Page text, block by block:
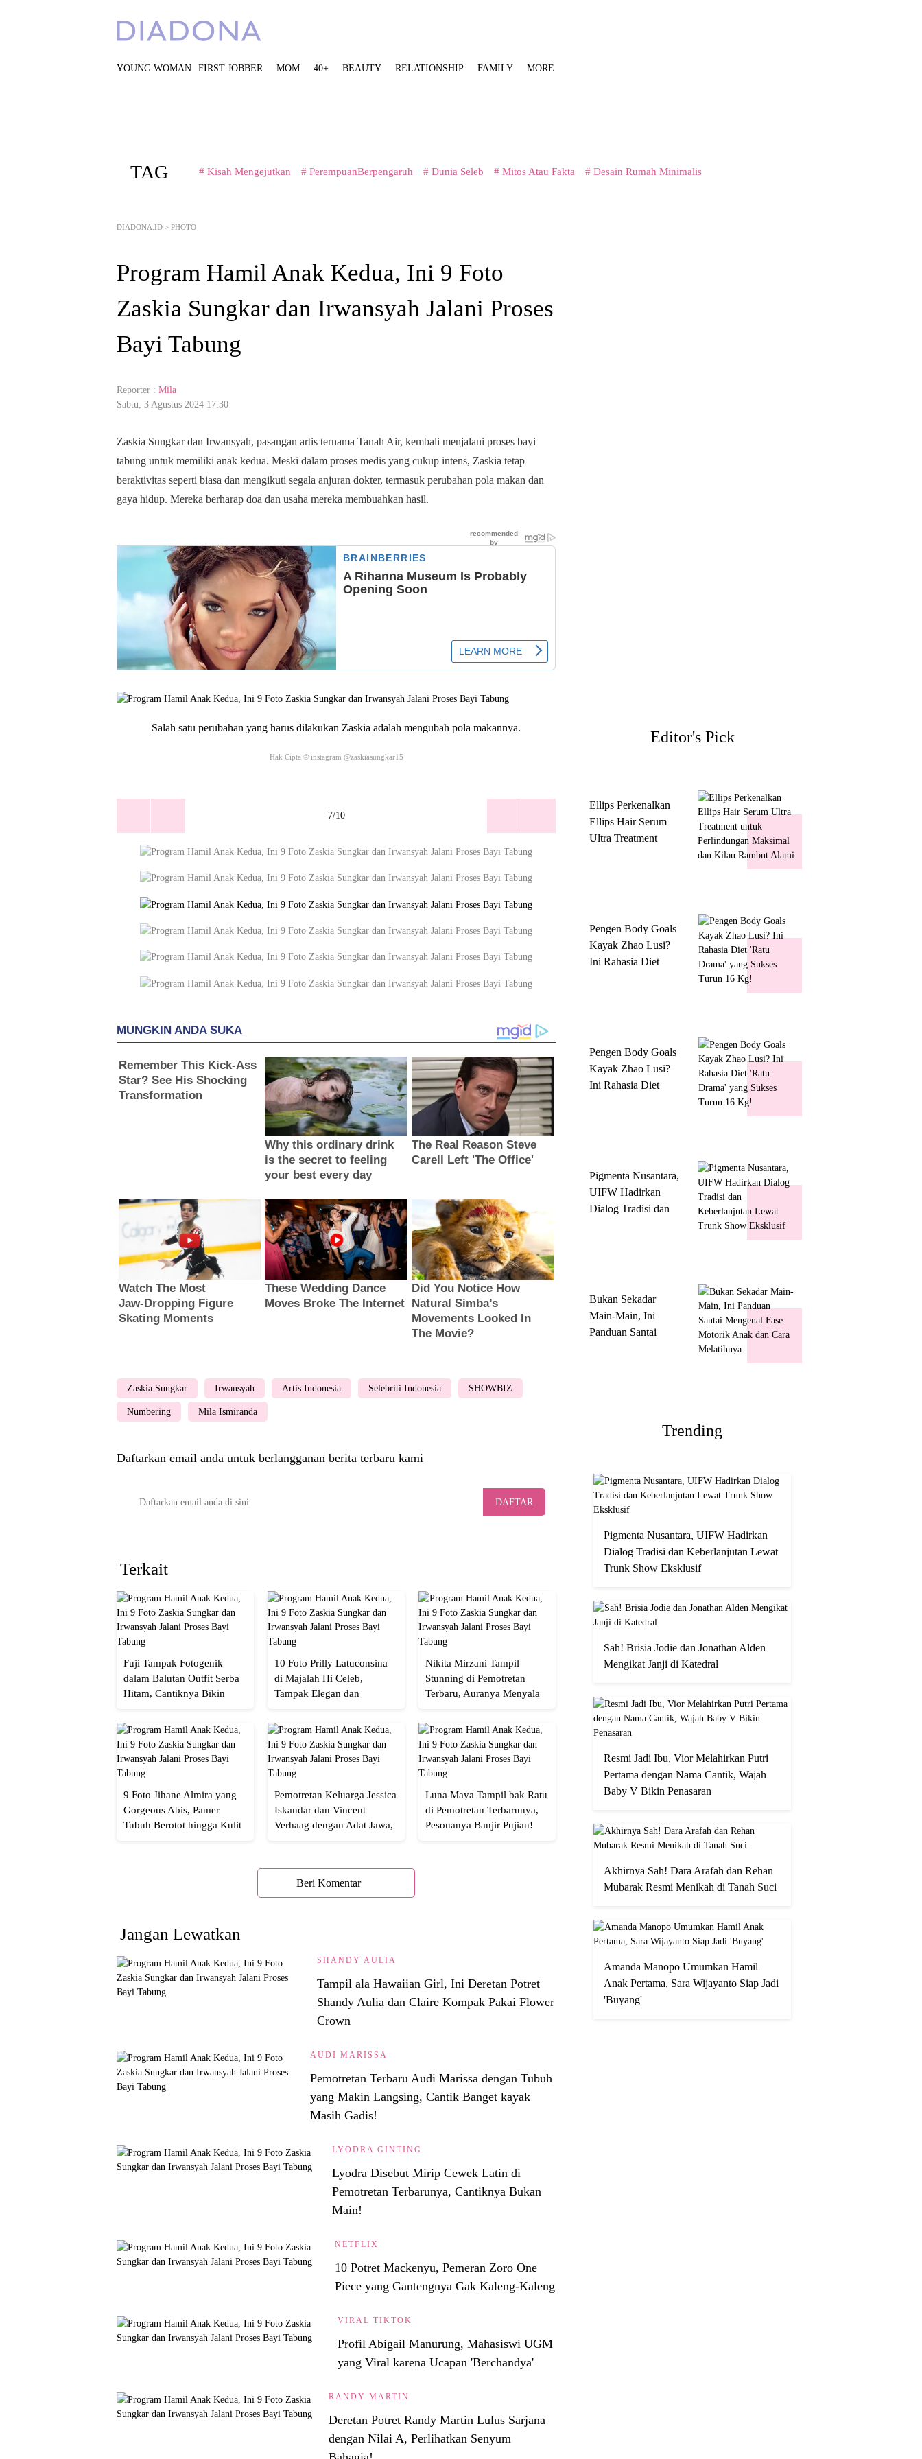
YOUNG WOMAN FIRST JOBBER MOM 40+ BEAUTY RELATIONSHIP FAMILY MORE
TAG # Kisah Mengejutkan # PerempuanBerpengaruh # Dunia Seleb # Mitos Atau Fakta # Desain Rumah Minimalis
DIADONA.ID > PHOTO
Program Hamil Anak Kedua, Ini 9 Foto
Zaskia Sungkar dan Irwansyah Jalani Proses
Bayi Tabung
Reporter : Mila
Sabtu, 3 Agustus 2024 17:30
Zaskia Sungkar dan Irwansyah, pasangan artis ternama Tanah Air, kembali menjalani proses bayi
tabung untuk memiliki anak kedua. Meski dalam proses medis yang cukup intens, Zaskia tetap
beraktivitas seperti biasa dan mengikuti segala anjuran dokter, termasuk perubahan pola makan dan
gaya hidup. Mereka berharap doa dan usaha mereka membuahkan hasil.
Salah satu perubahan yang harus dilakukan Zaskia adalah mengubah pola makannya.
Hak Cipta © instagram @zaskiasungkar15
7/10
Zaskia Sungkar Irwansyah Artis Indonesia Selebriti Indonesia SHOWBIZ
Numbering Mila Ismiranda
Daftarkan email anda untuk berlangganan berita terbaru kami
DAFTAR
Terkait
Fuji Tampak Fotogenik
dalam Balutan Outfit Serba
Hitam, Cantiknya Bikin
10 Foto Prilly Latuconsina
di Majalah Hi Celeb,
Tampak Elegan dan
Nikita Mirzani Tampil
Stunning di Pemotretan
Terbaru, Auranya Menyala
9 Foto Jihane Almira yang
Gorgeous Abis, Pamer
Tubuh Berotot hingga Kulit
Pemotretan Keluarga Jessica
Iskandar dan Vincent
Verhaag dengan Adat Jawa,
Luna Maya Tampil bak Ratu
di Pemotretan Terbarunya,
Pesonanya Banjir Pujian!
Beri Komentar
Jangan Lewatkan
SHANDY AULIA
Tampil ala Hawaiian Girl, Ini Deretan Potret
Shandy Aulia dan Claire Kompak Pakai Flower
Crown
AUDI MARISSA
Pemotretan Terbaru Audi Marissa dengan Tubuh
yang Makin Langsing, Cantik Banget kayak
Masih Gadis!
LYODRA GINTING
Lyodra Disebut Mirip Cewek Latin di
Pemotretan Terbarunya, Cantiknya Bukan
Main!
NETFLIX
10 Potret Mackenyu, Pemeran Zoro One
Piece yang Gantengnya Gak Kaleng-Kaleng
VIRAL TIKTOK
Profil Abigail Manurung, Mahasiswi UGM
yang Viral karena Ucapan 'Berchandya'
RANDY MARTIN
Deretan Potret Randy Martin Lulus Sarjana
dengan Nilai A, Perlihatkan Senyum
Editor's Pick
Ellips Perkenalkan
Ellips Hair Serum
Ultra Treatment
Pengen Body Goals
Kayak Zhao Lusi?
Ini Rahasia Diet
Pengen Body Goals
Kayak Zhao Lusi?
Ini Rahasia Diet
Pigmenta Nusantara,
UIFW Hadirkan
Dialog Tradisi dan
Bukan Sekadar
Main-Main, Ini
Panduan Santai
Trending
Pigmenta Nusantara, UIFW Hadirkan
Dialog Tradisi dan Keberlanjutan Lewat
Trunk Show Eksklusif
Sah! Brisia Jodie dan Jonathan Alden
Mengikat Janji di Katedral
Resmi Jadi Ibu, Vior Melahirkan Putri
Pertama dengan Nama Cantik, Wajah
Baby V Bikin Penasaran
Akhirnya Sah! Dara Arafah dan Rehan
Mubarak Resmi Menikah di Tanah Suci
Amanda Manopo Umumkan Hamil
Anak Pertama, Sara Wijayanto Siap Jadi
'Buyang'